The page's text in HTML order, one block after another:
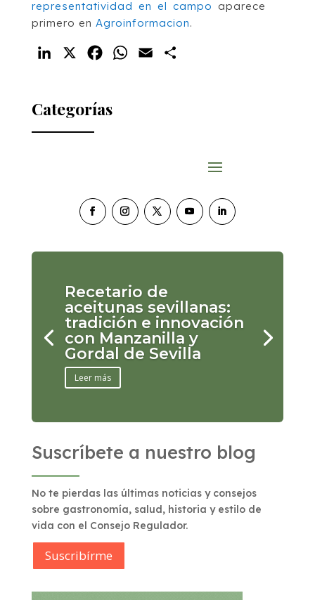
representatividad en el campo aparece
primero en Agroinformacion.
LinkedIn FacebookWhatsApp
Email
Categorías
Recetario de
aceitunas sevillanas:
tradición e innovación
con Manzanilla y
Gordal de Sevilla
Leer más
Suscríbete a nuestro blog
No te pierdas las últimas noticias y consejos
sobre gastronomía, salud, historia y estilo de
vida con el Consejo Regulador.
Suscribírme